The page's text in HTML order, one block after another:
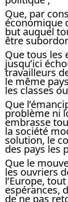
Que, par
économique
but auquel
être
Que tous les
jusqu’ici
travailleurs
le même
les classes
Que
problème ni
embrasse
la société
solution, le
des pays les
Que le
les ouvriers
l’Europe,
espérances,
de ne pas